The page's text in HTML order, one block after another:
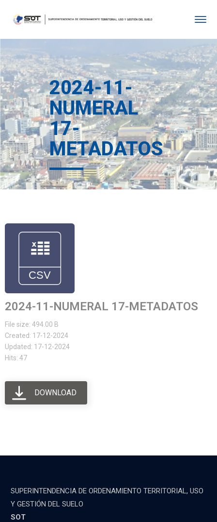
2024-11-
NUMERAL
17-
METADATOS
2024-11-NUMERAL 17-METADATOS
File size: 494.00 B
Created: 17-12-2024
Updated: 17-12-2024
Hits: 47
DOWNLOAD
SUPERINTENDENCIA DE ORDENAMIENTO TERRITORIAL, USO
Y GESTIÓN DEL SUELO
SOT